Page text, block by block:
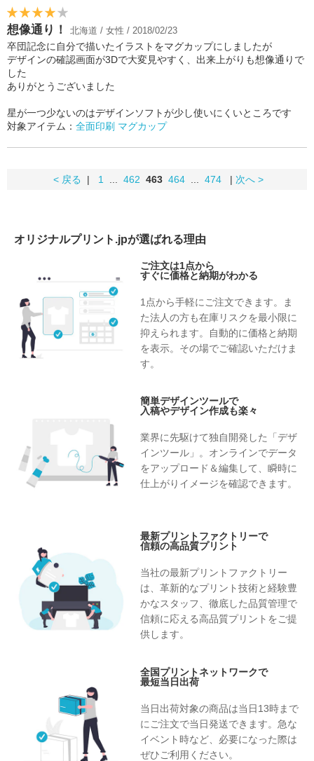
想像通り！ 北海道 / 女性 / 2018/02/23
卒団記念に自分で描いたイラストをマグカップにしましたが
デザインの確認画面が3Dで大変見やすく、出来上がりも想像通りで
した
ありがとうございました
星が一つ少ないのはデザインソフトが少し使いにくいところです
対象アイテム： 全面印刷 マグカップ
< 戻る | 1 462 463 464 474 | 次へ >
オリジナルプリント.jpが選ばれる理由
ご注文は1点から
すぐに価格と納期がわかる
1点から手軽にご注文できます。ま
た法人の方も在庫リスクを最小限に
抑えられます。自動的に価格と納期
を表示。その場でご確認いただけま
す。
簡単デザインツールで
入稿やデザイン作成も楽々
業界に先駆けて独自開発した「デザ
インツール」。オンラインでデータ
をアップロード＆編集して、瞬時に
仕上がりイメージを確認できます。
最新プリントファクトリーで
信頼の高品質プリント
当社の最新プリントファクトリー
は、革新的なプリント技術と経験豊
かなスタッフ、徹底した品質管理で
信頼に応える高品質プリントをご提
供します。
全国プリントネットワークで
最短当日出荷
当日出荷対象の商品は当日13時まで
にご注文で当日発送できます。急な
イベント時など、必要になった際は
ぜひご利用ください。